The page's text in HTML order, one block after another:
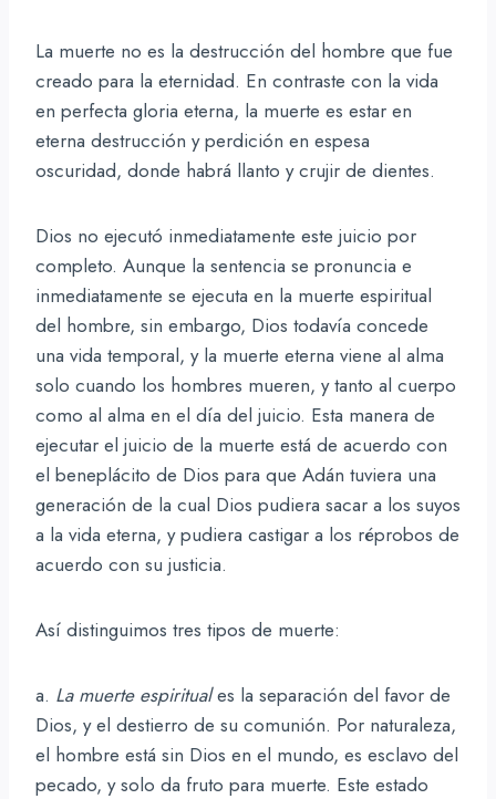
La muerte no es la destrucción del hombre que fue
creado para la eternidad. En contraste con la vida
en perfecta gloria eterna, la muerte es estar en
eterna destrucción y perdición en espesa
oscuridad, donde habrá llanto y crujir de dientes.
Dios no ejecutó inmediatamente este juicio por
completo. Aunque la sentencia se pronuncia e
inmediatamente se ejecuta en la muerte espiritual
del hombre, sin embargo, Dios todavía concede
una vida temporal, y la muerte eterna viene al alma
solo cuando los hombres mueren, y tanto al cuerpo
como al alma en el día del juicio. Esta manera de
ejecutar el juicio de la muerte está de acuerdo con
el beneplácito de Dios para que Adán tuviera una
generación de la cual Dios pudiera sacar a los suyos
a la vida eterna, y pudiera castigar a los réprobos de
acuerdo con su justicia.
Así distinguimos tres tipos de muerte:
a. La muerte espirituales la separación del favor de
Dios, y el destierro de su comunión. Por naturaleza,
el hombre está sin Dios en el mundo, es esclavo del
pecado, y solo da fruto para muerte. Este estado